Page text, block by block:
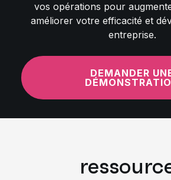
vos opérations pour
améliorer votre efficacité et
entreprise.
DEMANDER